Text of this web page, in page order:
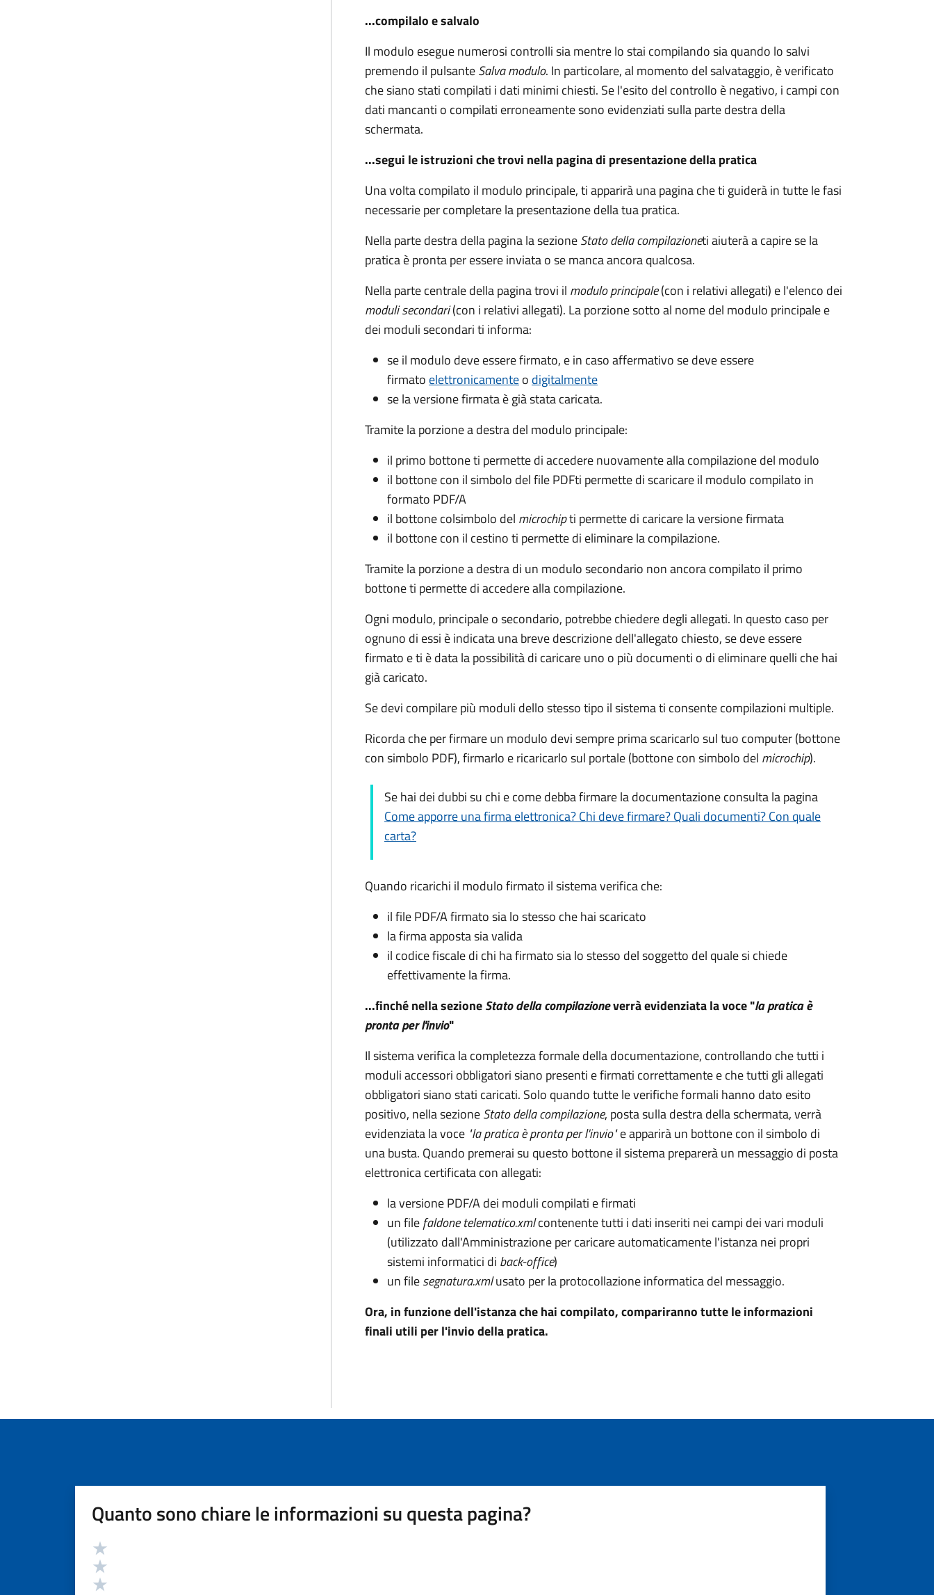
...compilalo e salvalo
Il modulo esegue numerosi controlli sia mentre lo stai compilando sia quando lo salvi
premendo il pulsanteSalva modulo. In particolare, al momento del salvataggio, è verificato
che siano stati compilati i dati minimi chiesti. Se l'esito del controllo è negativo, i campi con
dati mancanti o compilati erroneamente sono evidenziati sulla parte destra della
schermata.
...segui le istruzioni che trovi nella pagina di presentazione della pratica
Una volta compilato il modulo principale, ti apparirà una pagina che ti guiderà in tutte le fasi
necessarie per completare la presentazione della tua pratica.
Nella parte destra della pagina la sezioneStato della compilazioneti aiuterà a capire se la
pratica è pronta per essere inviata o se manca ancora qualcosa.
Nella parte centrale della pagina trovi il modulo principale(con i relativi allegati) e l'elenco dei
moduli secondari(con i relativi allegati). La porzione sotto al nome del modulo principale e
dei moduli secondari ti informa:
se il modulo deve essere firmato, e in caso affermativo se deve essere
firmato elettronicamenteo digitalmente
se la versione firmata è già stata caricata.
Tramite la porzione a destra del modulo principale:
il primo bottone ti permette di accedere nuovamente alla compilazione del modulo
il bottone con il simbolo del file PDFti permette di scaricare il modulo compilato in
formato PDF/A
il bottone colsimbolo del microchipti permette di caricare la versione firmata
il bottone con il cestino ti permette di eliminare la compilazione.
Tramite la porzione a destra di un modulo secondario non ancora compilato il primo
bottone ti permette di accedere alla compilazione.
Ogni modulo, principale o secondario, potrebbe chiedere degli allegati. In questo caso per
ognuno di essi è indicata una breve descrizione dell'allegato chiesto, se deve essere
firmato e ti è data la possibilità di caricare uno o più documenti o di eliminare quelli che hai
già caricato.
Se devi compilare più moduli dello stesso tipo il sistema ti consente compilazioni multiple.
Ricorda che per firmare un modulo devi sempre prima scaricarlo sul tuo computer (bottone
con simbolo PDF), firmarlo e ricaricarlo sul portale (bottone con simbolo del microchip).
Se hai dei dubbi su chi e come debba firmare la documentazione consulta la pagina
Come apporre una firma elettronica? Chi deve firmare? Quali documenti? Con quale
carta?
Quando ricarichi il modulo firmato il sistema verifica che:
il file PDF/A firmato sia lo stesso che hai scaricato
la firma apposta sia valida
il codice fiscale di chi ha firmato sia lo stesso del soggetto del quale si chiede
effettivamente la firma.
...finché nella sezioneStato della compilazioneverrà evidenziata la voce "la pratica è
pronta per l'invio"
Il sistema verifica la completezza formale della documentazione, controllando che tutti i
moduli accessori obbligatori siano presenti e firmati correttamente e che tutti gli allegati
obbligatori siano stati caricati. Solo quando tutte le verifiche formali hanno dato esito
positivo, nella sezioneStato della compilazione, posta sulla destra della schermata, verrà
evidenziata la voce "la pratica è pronta per l'invio"e apparirà un bottone con il simbolo di
una busta. Quando premerai su questo bottone il sistema preparerà un messaggio di posta
elettronica certificata con allegati:
la versione PDF/A dei moduli compilati e firmati
un filefaldone telematico.xmlcontenente tutti i dati inseriti nei campi dei vari moduli
(utilizzato dall'Amministrazione per caricare automaticamente l'istanza nei propri
sistemi informatici di back-office)
un filesegnatura.xmlusato per la protocollazione informatica del messaggio.
Ora, in funzione dell'istanza che hai compilato, compariranno tutte le informazioni
finali utili per l'invio della pratica.
Quanto sono chiare le informazioni su questa pagina?
Valutazione